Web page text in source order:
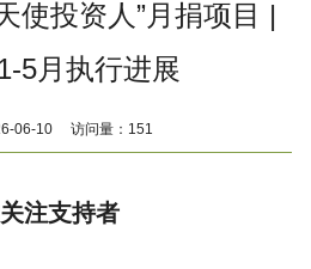
使投资人”月捐项目 |
5月执行进展
06-10 访问量：151
注支持者